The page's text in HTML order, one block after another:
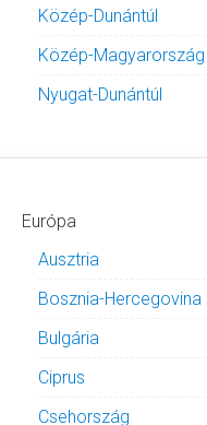
Közép-Dunántúl
Közép-Magyarország
Nyugat-Dunántúl
Európa
Ausztria
Bosznia-Hercegovina
Bulgária
Ciprus
Csehország